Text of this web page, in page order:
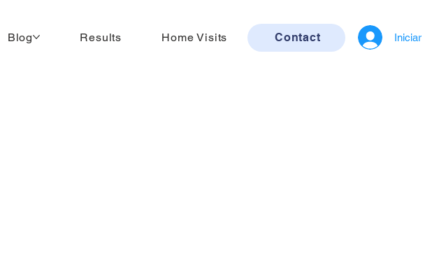
Blog Results Home Visits Contact Iniciar